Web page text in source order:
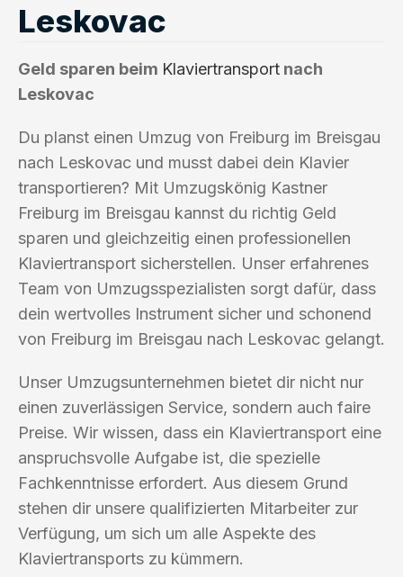
Leskovac
Geld sparen beim Klaviertransport nach
Leskovac
Du planst einen Umzug von Freiburg im Breisgau
nach Leskovac und musst dabei dein Klavier
transportieren? Mit Umzugskönig Kastner
Freiburg im Breisgau kannst du richtig Geld
sparen und gleichzeitig einen professionellen
Klaviertransport sicherstellen. Unser erfahrenes
Team von Umzugsspezialisten sorgt dafür, dass
dein wertvolles Instrument sicher und schonend
von Freiburg im Breisgau nach Leskovac gelangt.
Unser Umzugsunternehmen bietet dir nicht nur
einen zuverlässigen Service, sondern auch faire
Preise. Wir wissen, dass ein Klaviertransport eine
anspruchsvolle Aufgabe ist, die spezielle
Fachkenntnisse erfordert. Aus diesem Grund
stehen dir unsere qualifizierten Mitarbeiter zur
Verfügung, um sich um alle Aspekte des
Klaviertransports zu kümmern.